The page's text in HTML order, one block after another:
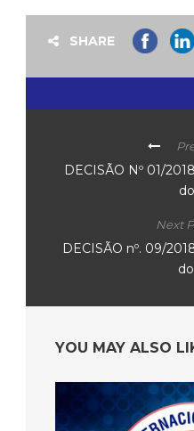
SHARE
DECISÃO Nº 01/
Next
DECISÃO nº. 09/
YOU MAY ALSO